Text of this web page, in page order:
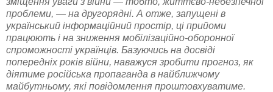
проблеми, — на другорядні. А отже, запущені в
український інформаційний простір, ці прийоми
працюють і на зниження мобілізаційно-оборонної
спроможності українців. Базуючись на досвіді
попередніх років війни, наважуся зробити прогноз, як
діятиме російська пропаганда в найближчому
майбутньому, які повідомлення проштовхуватиме.